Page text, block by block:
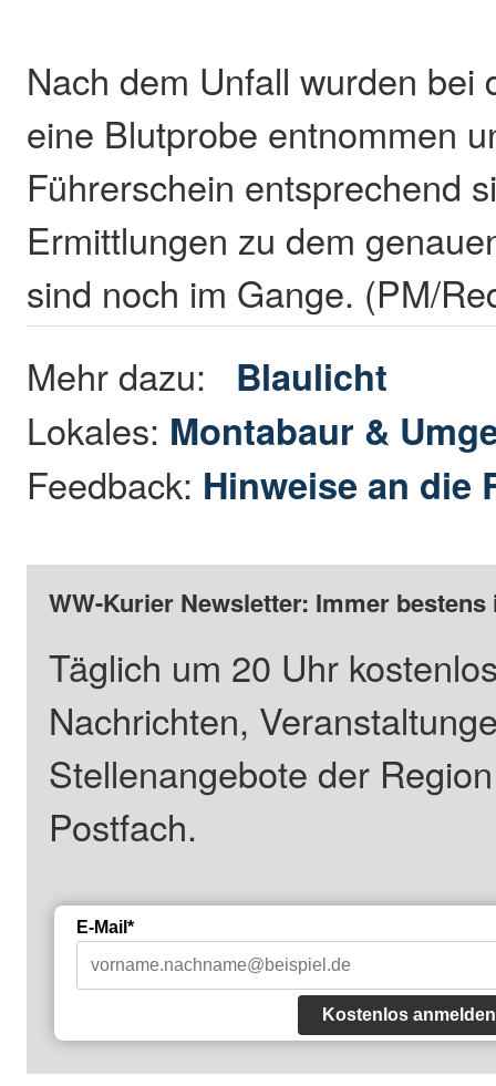
Nach dem Unfall wurden bei
eine Blutprobe entnommen
Führerschein entsprechend
Ermittlungen zu dem
sind noch im Gange. (PM/
Mehr dazu: Blaulicht
Lokales: Montabaur &
Feedback: Hinweise an die
WW-Kurier Newsletter: Immer
Täglich um 20 Uhr
Nachrichten,
Stellenangebote der
Postfach.
E-Mail*
Kostenlos anmelden